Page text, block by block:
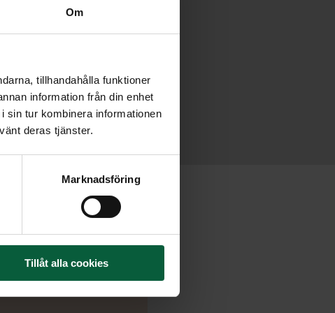
Om
tillhandahålla funktioner
information från din enhet
sin tur kombinera informationen
deras tjänster.
Marknadsföring
Tillåt alla cookies